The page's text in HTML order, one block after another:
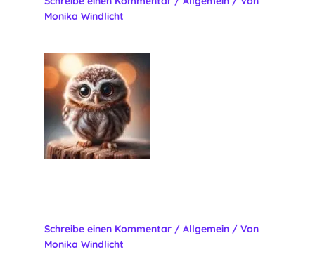
Monika Windlicht
Schreibe einen Kommentar / Allgemein/ Von
Monika Windlicht